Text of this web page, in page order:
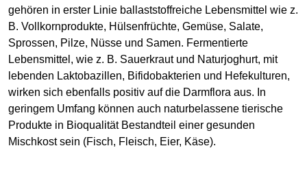
gehören in erster Linie ballaststoffreiche Lebensmittel wie z.
B. Vollkornprodukte, Hülsenfrüchte, Gemüse, Salate,
Sprossen, Pilze, Nüsse und Samen. Fermentierte
Lebensmittel, wie z. B. Sauerkraut und Naturjoghurt, mit
lebenden Laktobazillen, Bifidobakterien und Hefekulturen,
wirken sich ebenfalls positiv auf die Darmflora aus. In
geringem Umfang können auch naturbelassene tierische
Produkte in Bioqualität Bestandteil einer gesunden
Mischkost sein (Fisch, Fleisch, Eier, Käse).